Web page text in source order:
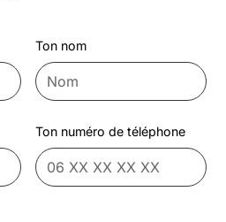
Ton nom
Ton numéro de téléphone